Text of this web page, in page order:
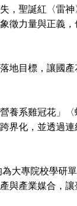
，聖誕紅〈雷
徵力量與正義
地目標，讓國
養系雞冠花」
界化，並透過
大專院校學研
與產業媒合，